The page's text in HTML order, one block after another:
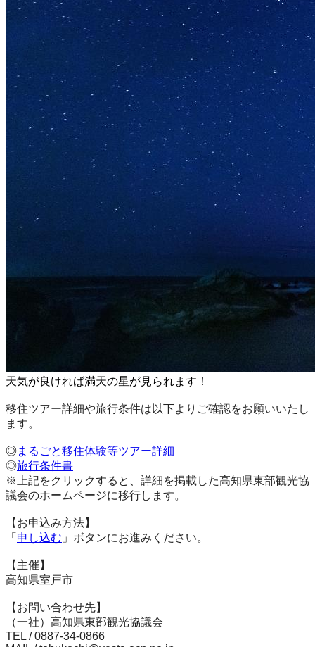
天気が良ければ満天の星が見られます！
移住ツアー詳細や旅行条件は以下よりご確認をお願いいたし
ます。
◎まるごと移住体験等ツアー詳細
◎旅行条件書
※上記をクリックすると、詳細を掲載した高知県東部観光協
議会のホームページに移行します。
【お申込み方法】
「 申し込む 」ボタンにお進みください。
【主催】
高知県室戸市
【お問い合わせ先】
（一社）高知県東部観光協議会
TEL / 0887-34-0866